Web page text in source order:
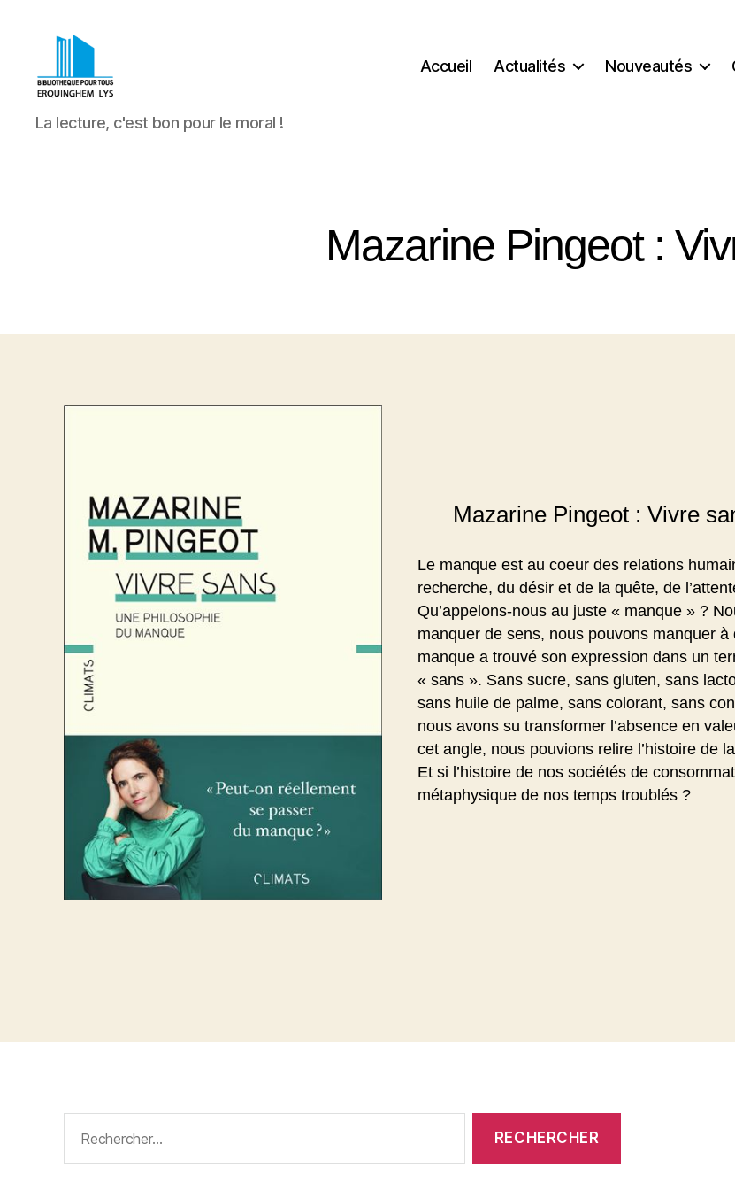
Bibliothèque
Pour
La lecture, c'est bon pour le moral !
Accueil Actualités Nouveautés
Mazarine Pingeot :
Mazarine Pingeot : Vivre
Le manque est au coeur des relations
recherche, du désir et de la quête, de
Qu’appelons-nous au juste « manque » ?
manquer de sens, nous pouvons manquer à
manque a trouvé son expression dans un
« sans ». Sans sucre, sans gluten, sans
sans huile de palme, sans colorant, sans
nous avons su transformer l’absence en
cet angle, nous pouvions relire l’histoire de
Et si l’histoire de nos sociétés de
métaphysique de nos temps troublés ?